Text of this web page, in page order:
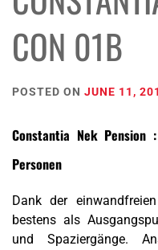
CON 01B
POSTED ON JUNE 11,
Constantia Nek
Personen
Dank der
bestens als
und Spaziergänge.